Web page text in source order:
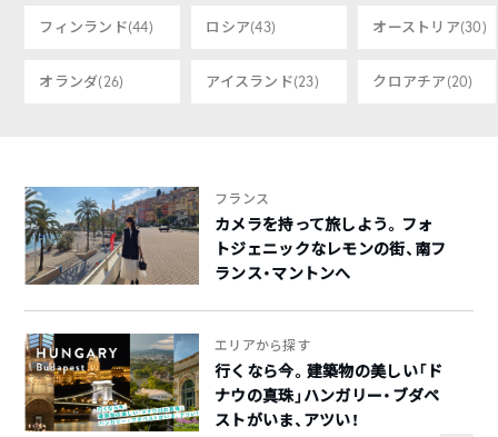
フィンランド(44) ロシア(43) オーストリア(30)
オランダ(26) アイスランド(23) クロアチア(20)
フランス
カメラを持って旅しよう。フォ
トジェニックなレモンの街、南フ
ランス・マントンへ
エリアから探す
行くなら今。建築物の美しい「ド
ナウの真珠」ハンガリー・ブダペ
ストがいま、アツい！